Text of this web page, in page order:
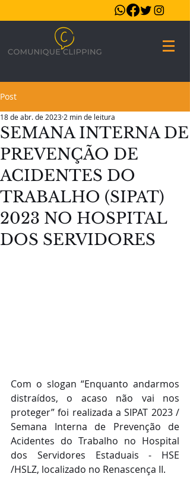
Post
SEMANA INTERNA DE
PREVENÇÃO DE
ACIDENTES DO
TRABALHO (SIPAT)
2023 NO HOSPITAL
DOS SERVIDORES
18 de abr. de 2023 2 min de leitura
Com o slogan “Enquanto andarmos
distraídos, o acaso não vai nos
proteger” foi realizada a SIPAT 2023 /
Semana Interna de Prevenção de
Acidentes do Trabalho no Hospital
dos Servidores Estaduais - HSE
/HSLZ, localizado no Renascença II.